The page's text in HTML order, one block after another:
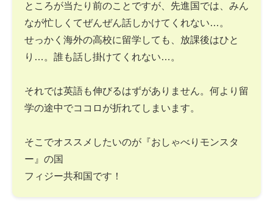
ところが当たり前のことですが、先進国では、みん
なが忙しくてぜんぜん話しかけてくれない…。
せっかく海外の高校に留学しても、放課後はひと
り…。誰も話し掛けてくれない…。
それでは英語も伸びるはずがありません。何より留
学の途中でココロが折れてしまいます。
そこでオススメしたいのが『おしゃべりモンスタ
ー』の国
フィジー共和国です！